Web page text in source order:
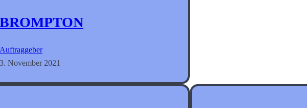
BROMPTON
Auftraggeber
3. November 2021